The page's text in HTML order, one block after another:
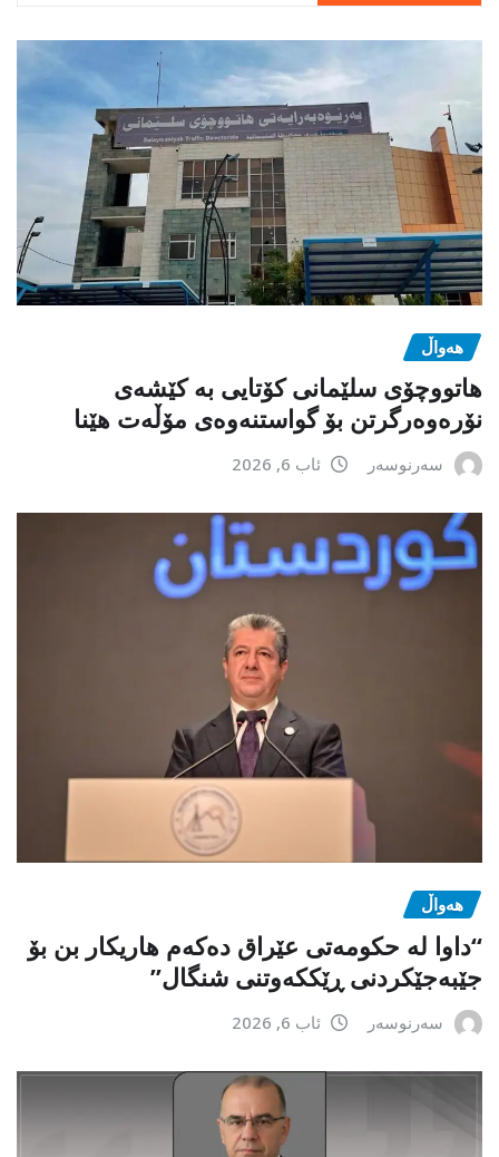
هەواڵ
هاتووچۆی سلێمانی کۆتایی بە کێشەی
نۆرەوەرگرتن بۆ گواستنەوەی مۆڵەت هێنا
سەرنوسەر ئاب 6, 2026
هەواڵ
“داوا لە حكومەتی عێراق دەكەم هاریكار بن بۆ
جێبەجێكردنی ڕێككەوتنی شنگال”
سەرنوسەر ئاب 6, 2026